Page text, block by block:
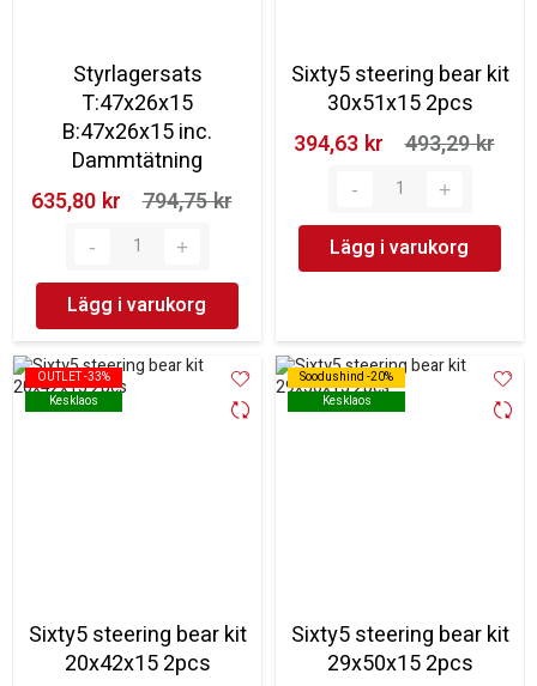
Styrlagersats
T:47x26x15
B:47x26x15 inc.
Dammtätning
635,80 kr‎
794,75 kr‎
Lägg i varukorg
Sixty5 steering bear kit
30x51x15 2pcs
394,63 kr‎
493,29 kr‎
Lägg i varukorg
OUTLET -33%
Kesklaos
OUTLET -33%
Kesklaos
Sixty5 steering bear kit
20x42x15 2pcs
Soodushind -20%
Kesklaos
Soodushind -20%
Kesklaos
Sixty5 steering bear kit
29x50x15 2pcs